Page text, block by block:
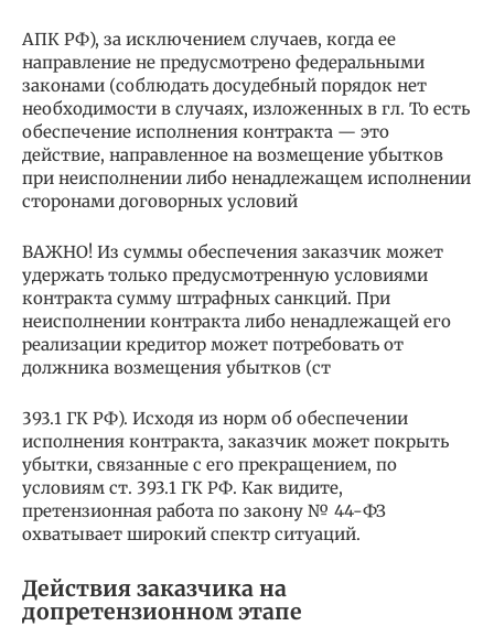
АПК РФ), за исключением случаев, когда ее
направление не предусмотрено федеральными
законами (соблюдать досудебный порядок нет
необходимости в случаях, изложенных в гл. То есть
обеспечение исполнения контракта — это
действие, направленное на возмещение убытков
при неисполнении либо ненадлежащем исполнении
сторонами договорных условий
ВАЖНО! Из суммы обеспечения заказчик может
удержать только предусмотренную условиями
контракта сумму штрафных санкций. При
неисполнении контракта либо ненадлежащей его
реализации кредитор может потребовать от
должника возмещения убытков (ст
393.1 ГК РФ). Исходя из норм об обеспечении
исполнения контракта, заказчик может покрыть
убытки, связанные с его прекращением, по
условиям ст. 393.1 ГК РФ. Как видите,
претензионная работа по закону № 44-ФЗ
охватывает широкий спектр ситуаций.
Действия заказчика на
допретензионном этапе